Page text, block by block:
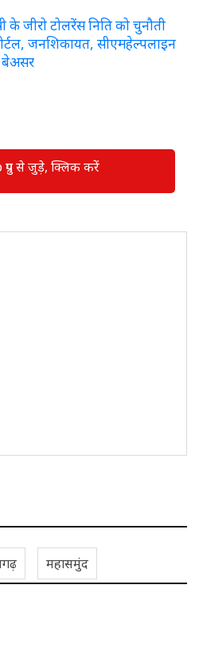
के जीरो टोलरेंस निति को चुनौती
जनशिकायत, सीएमहेल्पलाइन
बेअसर
से जुड़े, क्लिक करें
महासमुंद